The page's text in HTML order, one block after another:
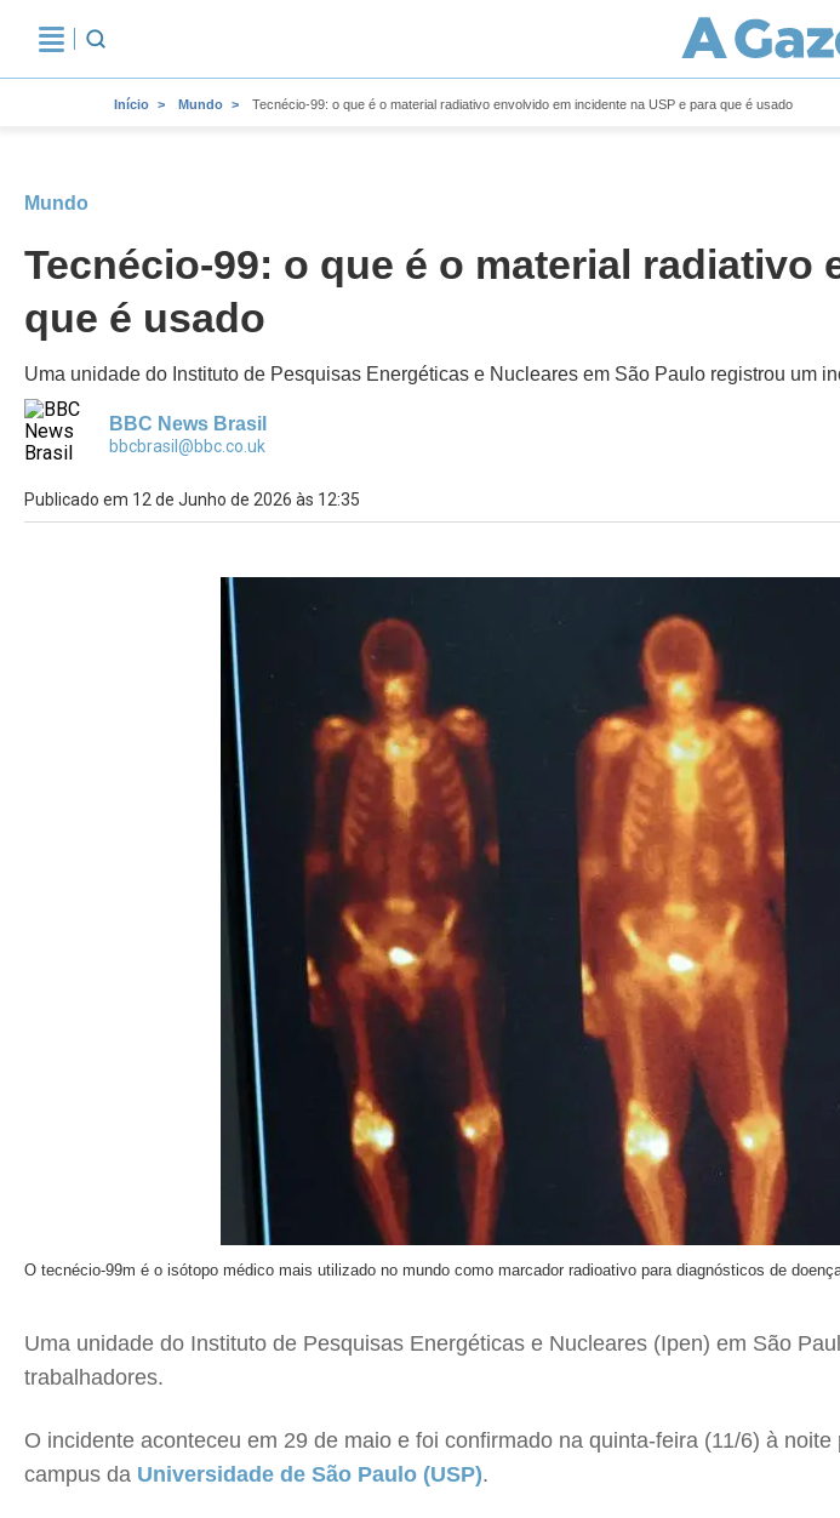
Início Mundo Tecnécio-99: o que é o material radiativo envolvido em incidente na USP e para que é usado
Mundo
Tecnécio-99: o que é o material
que é usado
Uma unidade do Instituto de Pesquisas Energéticas e Nucleares em São Paulo registrou um
BBC News Brasil
bbcbrasil@bbc.co.uk
Publicado em 12 de Junho de 2026 às 12:35
O tecnécio-99m é o isótopo médico mais utilizado no mundo como marcador radioativo para diagnósticos de
Uma unidade do Instituto de Pesquisas Energéticas e Nucleares (Ipen) em São
trabalhadores.
O incidente aconteceu em 29 de maio e foi confirmado na quinta-feira (11/6) à
campus da Universidade de São Paulo (USP).